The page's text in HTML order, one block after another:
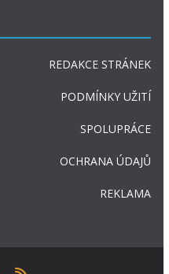
REDAKCE STRÁNEK
PODMÍNKY UŽITÍ
SPOLUPRÁCE
OCHRANA ÚDAJŮ
REKLAMA